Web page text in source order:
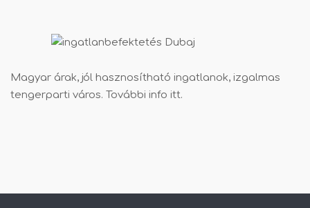
Magyar árak, jól hasznosítható ingatlanok, izgalmas
tengerparti város. További info itt.